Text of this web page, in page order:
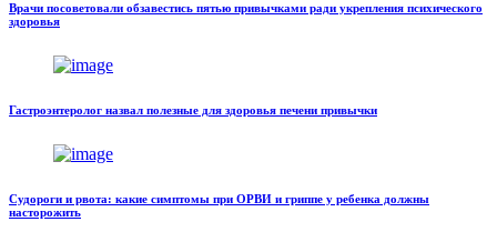
Врачи посоветовали обзавестись пятью привычками ради укрепления психического
здоровья
Гастроэнтеролог назвал полезные для здоровья печени привычки
Судороги и рвота: какие симптомы при ОРВИ и гриппе у ребенка должны
насторожить